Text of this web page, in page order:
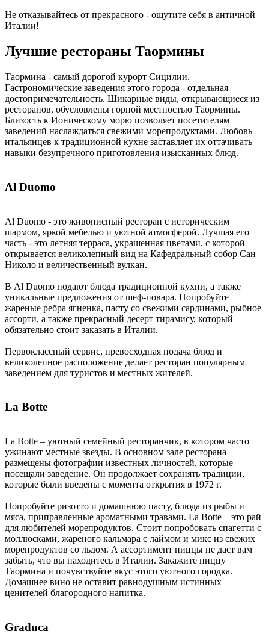
Не отказывайтесь от прекрасного - ощутите себя в античной
Италии!
Лучшие рестораны Таормины
Таормина - самый дорогой курорт Сицилии.
Гастрономические заведения этого города - отдельная
достопримечательность. Шикарные виды, открывающиеся из
ресторанов, обусловлены горной местностью Таормины.
Близость к Ионическому морю позволяет посетителям
заведений наслаждаться свежими морепродуктами. Любовь
итальянцев к традиционной кухне заставляет их оттачивать
навыки безупречного приготовления изысканных блюд.
Al Duomo
Al Duomo - это живописный ресторан с историческим
шармом, яркой мебелью и уютной атмосферой. Лучшая его
часть - это летняя терраса, украшенная цветами, с которой
открывается великолепный вид на Кафедральный собор Сан
Николо и величественный вулкан.
В Al Duomo подают блюда традиционной кухни, а также
уникальные предложения от шеф-повара. Попробуйте
жареные ребра ягненка, пасту со свежими сардинами, рыбное
ассорти, а также прекрасный десерт тирамису, который
обязательно стоит заказать в Италии.
Первоклассный сервис, превосходная подача блюд и
великолепное расположение делает ресторан популярным
заведением для туристов и местных жителей.
La Botte
La Botte – уютный семейный ресторанчик, в котором часто
ужинают местные звезды. В основном зале ресторана
размещены фотографии известных личностей, которые
посещали заведение. Он продолжает сохранять традиции,
которые были введены с момента открытия в 1972 г.
Попробуйте ризотто и домашнюю пасту, блюда из рыбы и
мяса, приправленные ароматными травами. La Botte – это рай
для любителей морепродуктов. Стоит попробовать спагетти с
моллюсками, жареного кальмара с лаймом и микс из свежих
морепродуктов со льдом. А ассортимент пиццы не даст вам
забыть, что вы находитесь в Италии. Закажите пиццу
Таормина и почувствуйте вкус этого уютного городка.
Домашнее вино не оставит равнодушным истинных
ценителей благородного напитка.
Graduca